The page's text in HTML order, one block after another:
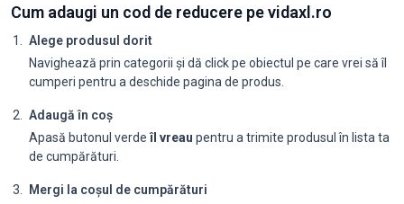
Cum adaugi un cod de reducere pe vidaxl.ro
Alege produsul dorit
Navighează prin categorii și dă click pe obiectul pe care vrei să îl
cumperi pentru a deschide pagina de produs.
Adaugă în coș
Apasă butonul verdeîl vreau pentru a trimite produsul în lista ta
de cumpărături.
Mergi la coșul de cumpărături